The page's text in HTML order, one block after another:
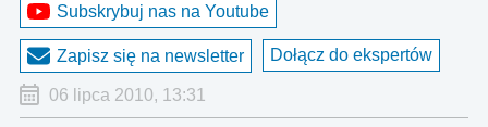
Subskrybuj nas na Youtube
Zapisz się na newsletter Dołącz do ekspertów
06 lipca 2010, 13:31